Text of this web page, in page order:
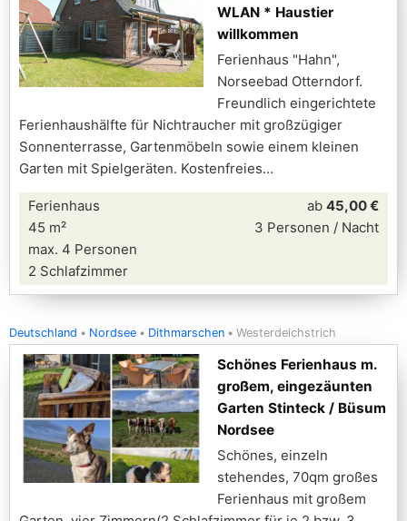
WLAN * Haustier
willkommen
Ferienhaus "Hahn",
Norseebad Otterndorf.
Freundlich eingerichtete
Ferienhaushälfte für Nichtraucher mit großzügiger
Sonnenterrasse, Gartenmöbeln sowie einem kleinen
Garten mit Spielgeräten. Kostenfreies
Ferienhaus
45 m²
max. 4 Personen
2 Schlafzimmer
ab 45,00 €
3 Personen / Nacht
Deutschland Nordsee Dithmarschen Westerdeichstrich
Schönes Ferienhaus m.
großem, eingezäunten
Garten Stinteck / Büsum
Nordsee
Schönes, einzeln
stehendes, 70qm großes
Ferienhaus mit großem